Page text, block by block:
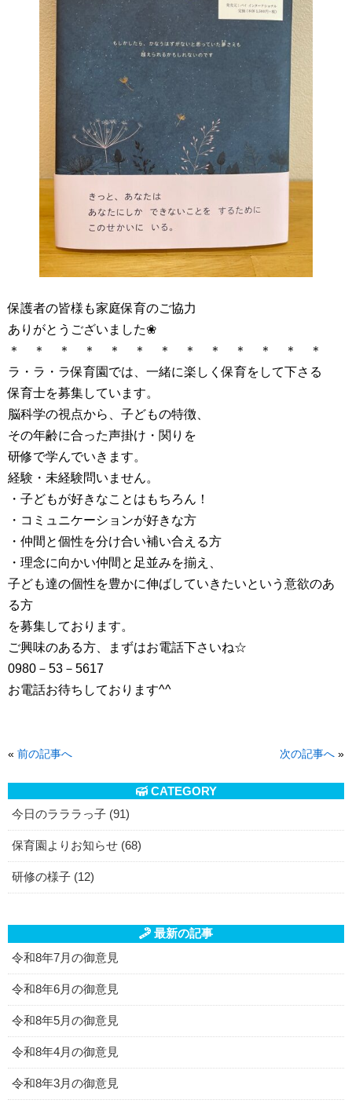
保護者の皆様も家庭保育のご協力
ありがとうございました❀
＊ ＊ ＊ ＊ ＊ ＊ ＊ ＊ ＊ ＊ ＊ ＊ ＊
ラ・ラ・ラ保育園では、一緒に楽しく保育をして下さる
保育士を募集しています。
脳科学の視点から、子どもの特徴、
その年齢に合った声掛け・関りを
研修で学んでいきます。
経験・未経験問いません。
・子どもが好きなことはもちろん！
・コミュニケーションが好きな方
・仲間と個性を分け合い補い合える方
・理念に向かい仲間と足並みを揃え、
子ども達の個性を豊かに伸ばしていきたいという意欲のあ
る方
を募集しております。
ご興味のある方、まずはお電話下さいね☆
0980－53－5617
お電話お待ちしております^^
« 前の記事へ 次の記事へ »
CATEGORY
今日のラララっ子 (91)
保育園よりお知らせ (68)
研修の様子 (12)
最新の記事
令和8年7月の御意見
令和8年6月の御意見
令和8年5月の御意見
令和8年4月の御意見
令和8年3月の御意見